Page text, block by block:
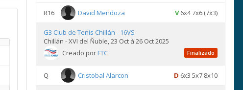
R16 David Mendoza V6x4 7x6 (7x3)
G3 Club de Tenis Chillán - 16VS
Chillán - XVI del Ñuble, 23 Oct à 26 Oct 2025
Creado porFTC Finalizado
Q Cristobal Alarcon D 6x3 5x7 8x10